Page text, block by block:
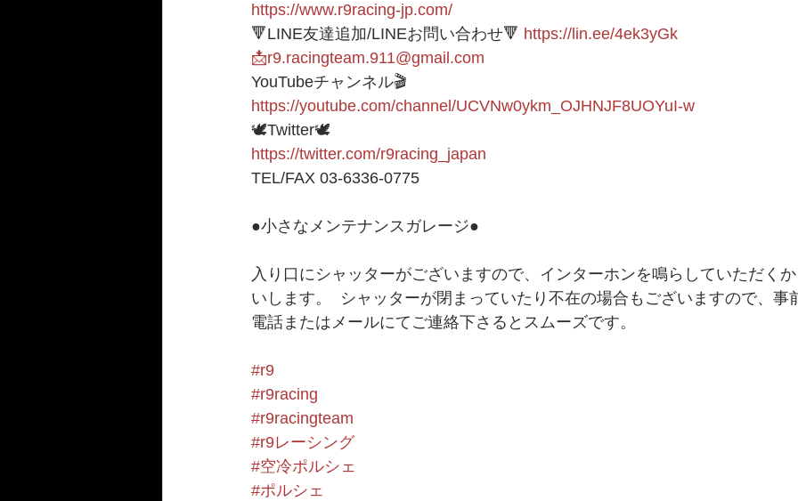
https://www.r9racing-jp.com/
🔻LINE友達追加/LINEお問い合わせ🔻 https://lin.ee/4ek3yGk
📩r9.racingteam.911@gmail.com
YouTubeチャンネル🎬
https://youtube.com/channel/UCVNw0ykm_OJHNJF8UOYuI-w
🕊Twitter🕊
https://twitter.com/r9racing_japan
TEL/FAX 03-6336-0775
●小さなメンテナンスガレージ●
入り口にシャッターがございますので、インターホンを鳴らしていただく
いします。  シャッターが閉まっていたり不在の場合もございますので、事
電話またはメールにてご連絡下さるとスムーズです。
#r9
#r9racing
#r9racingteam
#r9レーシング
#空冷ポルシェ
#ポルシェ